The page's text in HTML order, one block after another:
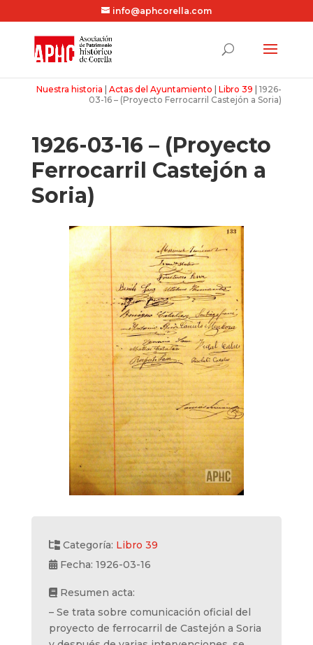
info@aphcorella.com
Nuestra historia |Actas del Ayuntamiento |Libro 39 |1926-
03-16 – (Proyecto Ferrocarril Castejón a Soria)
1926-03-16 – (Proyecto
Ferrocarril Castejón a
Soria)
Categoría: Libro 39
Fecha: 1926-03-16
Resumen acta:
– Se trata sobre comunicación oficial del
proyecto de ferrocarril de Castejón a Soria